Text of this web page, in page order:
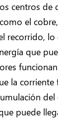
centros de
el
recorrido, lo
que
la
puede